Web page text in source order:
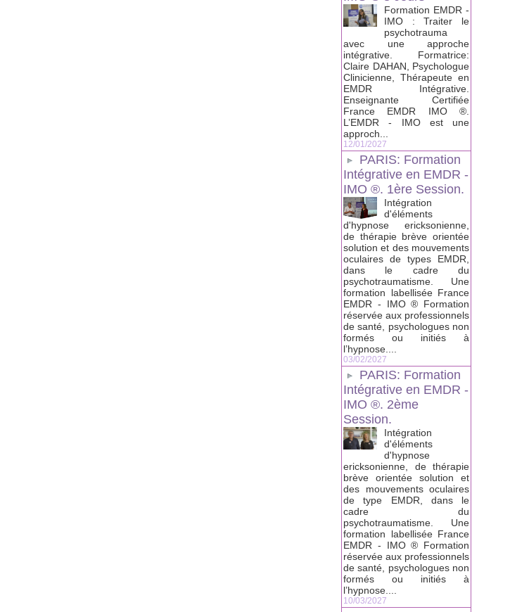
Formation EMDR -
IMO : Traiter le
psychotrauma
avec une approche
intégrative. Formatrice:
Claire DAHAN, Psychologue
Clinicienne, Thérapeute en
EMDR Intégrative.
Enseignante Certifiée
France EMDR IMO ®.
L’EMDR - IMO est une
approch...
12/01/2027
PARIS: Formation
Intégrative en EMDR -
IMO ®. 1ère Session.
Intégration
d'éléments
d'hypnose ericksonienne,
de thérapie brève orientée
solution et des mouvements
oculaires de types EMDR,
dans le cadre du
psychotraumatisme. Une
formation labellisée France
EMDR - IMO ® Formation
réservée aux professionnels
de santé, psychologues non
formés ou initiés à
l’hypnose....
03/02/2027
PARIS: Formation
Intégrative en EMDR -
IMO ®. 2ème
Session.
Intégration
d'éléments
d'hypnose
ericksonienne, de thérapie
brève orientée solution et
des mouvements oculaires
de type EMDR, dans le
cadre du
psychotraumatisme. Une
formation labellisée France
EMDR - IMO ® Formation
réservée aux professionnels
de santé, psychologues non
formés ou initiés à
l’hypnose....
10/03/2027